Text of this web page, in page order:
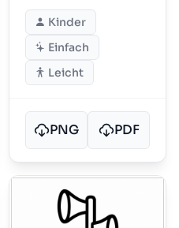
Kinder
Einfach
Leicht
PNG PDF